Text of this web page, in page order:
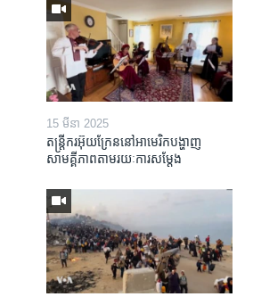
15 មីនា 2025
តន្ត្រីករ​អ៊ុយក្រែន​នៅ​អាមេរិក​បង្ហាញ​
សាមគ្គីភាព​តាម​រយៈ​ការសម្តែង